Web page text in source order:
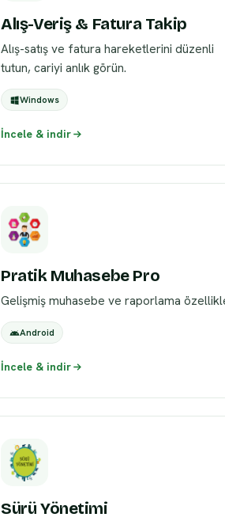
Alış-Veriş & Fatura Takip
Alış-satış ve fatura hareketlerini düzenli
tutun, cariyi anlık görün.
Windows
İncele & indir
Pratik Muhasebe Pro
Gelişmiş muhasebe ve raporlama
Android
İncele & indir
Sürü Yönetimi